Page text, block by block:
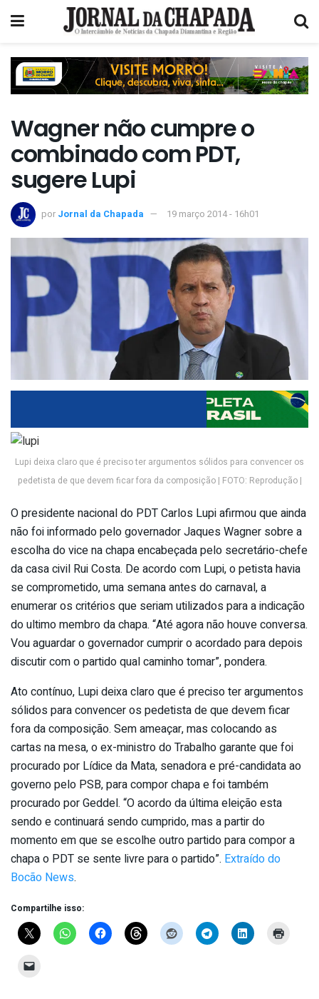
Wagner não cumpre o
combinado com PDT,
sugere Lupi
por Jornal da Chapada 19 março 2014 - 16h01
Lupi deixa claro que é preciso ter argumentos sólidos para convencer os
pedetista de que devem ficar fora da composição | FOTO: Reprodução |
O presidente nacional do PDT Carlos Lupi afirmou que ainda
não foi informado pelo governador Jaques Wagner sobre a
escolha do vice na chapa encabeçada pelo secretário-chefe
da casa civil Rui Costa. De acordo com Lupi, o petista havia
se comprometido, uma semana antes do carnaval, a
enumerar os critérios que seriam utilizados para a indicação
do ultimo membro da chapa. “Até agora não houve conversa.
Vou aguardar o governador cumprir o acordado para depois
discutir com o partido qual caminho tomar”, pondera.
Ato contínuo, Lupi deixa claro que é preciso ter argumentos
sólidos para convencer os pedetista de que devem ficar
fora da composição. Sem ameaçar, mas colocando as
cartas na mesa, o ex-ministro do Trabalho garante que foi
procurado por Lídice da Mata, senadora e pré-candidata ao
governo pelo PSB, para compor chapa e foi também
procurado por Geddel. “O acordo da última eleição esta
sendo e continuará sendo cumprido, mas a partir do
momento em que se escolhe outro partido para compor a
chapa o PDT se sente livre para o partido”. Extraído do
Bocão News.
Compartilhe isso: